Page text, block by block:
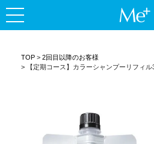
定期コース
商品一覧
ミープラスについて
よくある質問
毛髪診断士コラム
TOP
2回目以降のお客様
【定期コース】カラーシャンプーリフィ